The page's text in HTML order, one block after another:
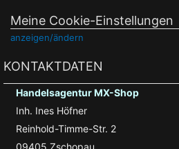
Meine Cookie-Einstellungen
anzeigen/ändern
KONTAKTDATEN
Handelsagentur MX-Shop
Inh. Ines Höfner
Reinhold-Timme-Str. 2
09405 Zschopau